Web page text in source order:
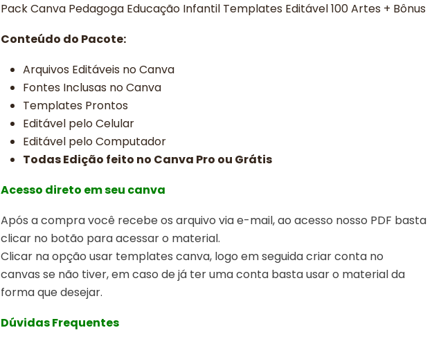
Pack Canva Pedagoga Educação Infantil Templates Editável 100 Artes + Bônus
Conteúdo do Pacote:
Arquivos Editáveis no Canva
Fontes Inclusas no Canva
Templates Prontos
Editável pelo Celular
Editável pelo Computador
Todas Edição feito no Canva Pro ou Grátis
Acesso direto em seu canva
Após a compra você recebe os arquivo via e-mail, ao acesso nosso PDF basta
clicar no botão para acessar o material.
Clicar na opção usar templates canva, logo em seguida criar conta no
canvas se não tiver, em caso de já ter uma conta basta usar o material da
forma que desejar.
Dúvidas Frequentes